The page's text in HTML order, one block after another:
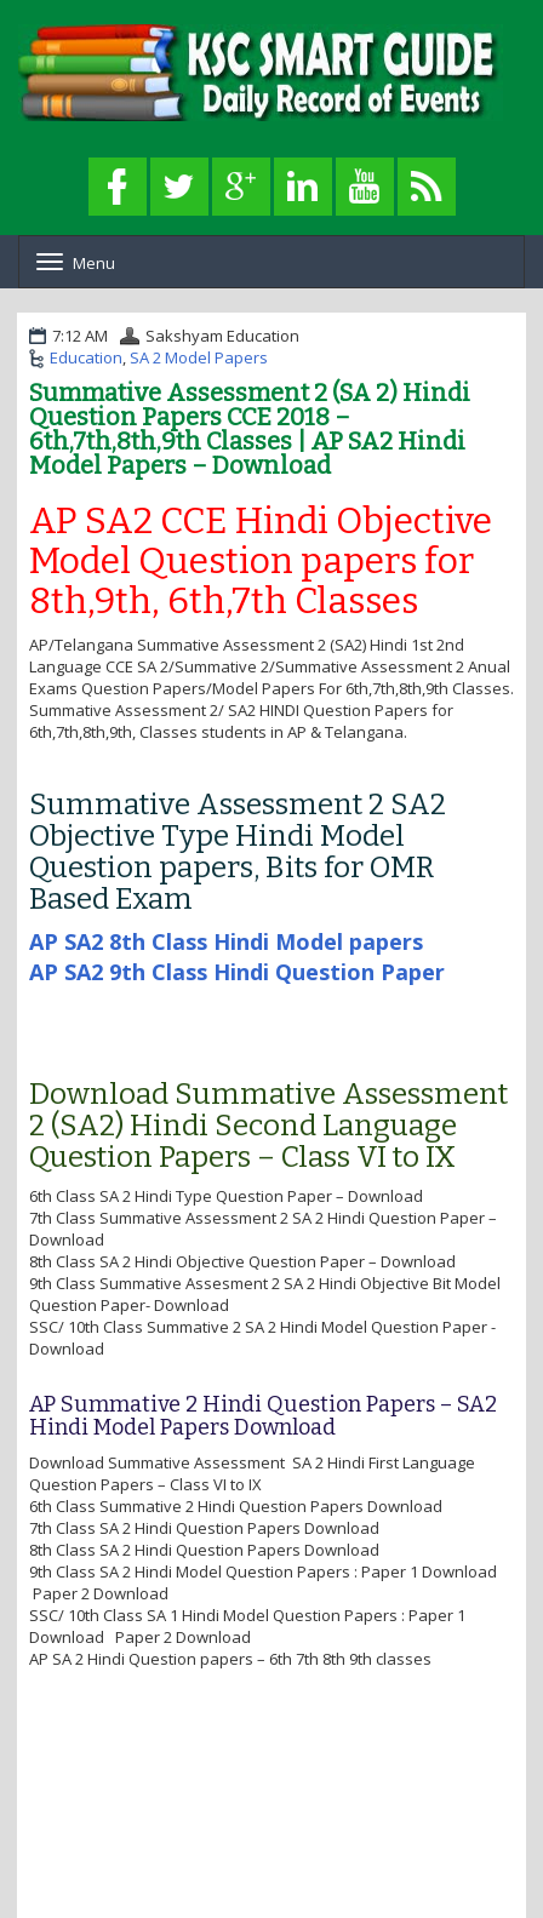
o
g
n
a
v
i
g
o
n
Menu
7:12 AM
Sakshyam Education
Education, SA 2 Model Papers
Summative Assessment 2 (SA 2) Hindi
Question Papers CCE 2018 –
6th,7th,8th,9th Classes | AP SA2 Hindi
Model Papers – Download
AP SA2 CCE Hindi Objective
Model Question papers for
8th,9th, 6th,7th Classes
AP/Telangana Summative Assessment 2 (SA2) Hindi 1st 2nd
Language CCE SA 2/Summative 2/Summative Assessment 2 Anual
Exams Question Papers/Model Papers For 6th,7th,8th,9th Classes.
Summative Assessment 2/ SA2 HINDI Question Papers for
6th,7th,8th,9th, Classes students in AP & Telangana.
Summative Assessment 2 SA2
Objective Type Hindi Model
Question papers, Bits for OMR
Based Exam
AP SA2 8th Class Hindi Model papers
AP SA2 9th Class Hindi Question Paper
Download Summative Assessment
2 (SA2) Hindi Second Language
Question Papers – Class VI to IX
6th Class SA 2 Hindi Type Question Paper – Download
7th Class Summative Assessment 2 SA 2 Hindi Question Paper –
Download
8th Class SA 2 Hindi Objective Question Paper – Download
9th Class Summative Assesment 2 SA 2 Hindi Objective Bit Model
Question Paper- Download
SSC/ 10th Class Summative 2 SA 2 Hindi Model Question Paper -
Download
AP Summative 2 Hindi Question Papers – SA2
Hindi Model Papers Download
Download Summative Assessment SA 2 Hindi First Language
Question Papers – Class VI to IX
6th Class Summative 2 Hindi Question Papers Download
7th Class SA 2 Hindi Question Papers Download
8th Class SA 2 Hindi Question Papers Download
9th Class SA 2 Hindi Model Question Papers : Paper 1 Download
Paper 2 Download
SSC/ 10th Class SA 1 Hindi Model Question Papers : Paper 1
Download Paper 2 Download
AP SA 2 Hindi Question papers – 6th 7th 8th 9th classes